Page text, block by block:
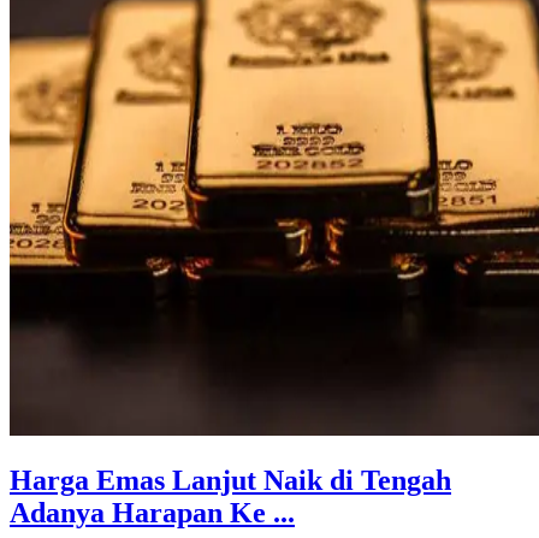
Harga Emas Lanjut Naik di Tengah
Adanya Harapan Ke ...